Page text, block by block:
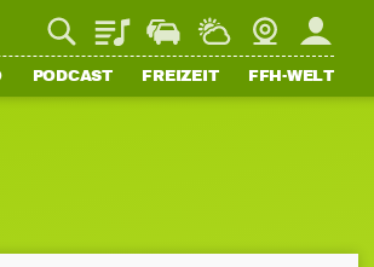
PlaylistStaupilotWetterWebcamMein FFH
PODCAST FREIZEIT FFH-WELT